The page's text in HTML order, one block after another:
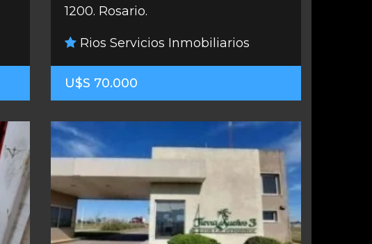
1200. Rosario.
Rios Servicios Inmobiliarios
U$S 70.000